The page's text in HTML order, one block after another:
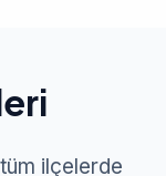
ilçelerde